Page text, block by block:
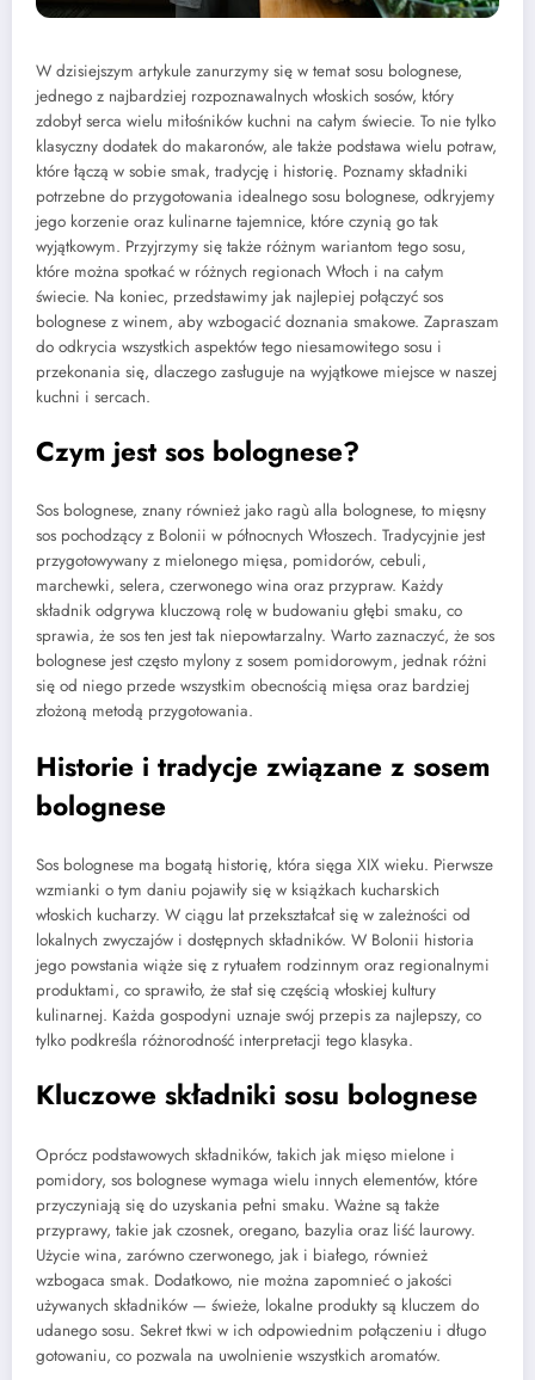
W dzisiejszym artykule zanurzymy się w temat sosu bolognese,
jednego z najbardziej rozpoznawalnych włoskich sosów, który
zdobył serca wielu miłośników kuchni na całym świecie. To nie tylko
klasyczny dodatek do makaronów, ale także podstawa wielu potraw,
które łączą w sobie smak, tradycję i historię. Poznamy składniki
potrzebne do przygotowania idealnego sosu bolognese, odkryjemy
jego korzenie oraz kulinarne tajemnice, które czynią go tak
wyjątkowym. Przyjrzymy się także różnym wariantom tego sosu,
które można spotkać w różnych regionach Włoch i na całym
świecie. Na koniec, przedstawimy jak najlepiej połączyć sos
bolognese z winem, aby wzbogacić doznania smakowe. Zapraszam
do odkrycia wszystkich aspektów tego niesamowitego sosu i
przekonania się, dlaczego zasługuje na wyjątkowe miejsce w naszej
kuchni i sercach.
Czym jest sos bolognese?
Sos bolognese, znany również jako ragù alla bolognese, to mięsny
sos pochodzący z Bolonii w północnych Włoszech. Tradycyjnie jest
przygotowywany z mielonego mięsa, pomidorów, cebuli,
marchewki, selera, czerwonego wina oraz przypraw. Każdy
składnik odgrywa kluczową rolę w budowaniu głębi smaku, co
sprawia, że sos ten jest tak niepowtarzalny. Warto zaznaczyć, że sos
bolognese jest często mylony z sosem pomidorowym, jednak różni
się od niego przede wszystkim obecnością mięsa oraz bardziej
złożoną metodą przygotowania.
Historie i tradycje związane z sosem
bolognese
Sos bolognese ma bogatą historię, która sięga XIX wieku. Pierwsze
wzmianki o tym daniu pojawiły się w książkach kucharskich
włoskich kucharzy. W ciągu lat przekształcał się w zależności od
lokalnych zwyczajów i dostępnych składników. W Bolonii historia
jego powstania wiąże się z rytuałem rodzinnym oraz regionalnymi
produktami, co sprawiło, że stał się częścią włoskiej kultury
kulinarnej. Każda gospodyni uznaje swój przepis za najlepszy, co
tylko podkreśla różnorodność interpretacji tego klasyka.
Kluczowe składniki sosu bolognese
Oprócz podstawowych składników, takich jak mięso mielone i
pomidory, sos bolognese wymaga wielu innych elementów, które
przyczyniają się do uzyskania pełni smaku. Ważne są także
przyprawy, takie jak czosnek, oregano, bazylia oraz liść laurowy.
Użycie wina, zarówno czerwonego, jak i białego, również
wzbogaca smak. Dodatkowo, nie można zapomnieć o jakości
używanych składników — świeże, lokalne produkty są kluczem do
udanego sosu. Sekret tkwi w ich odpowiednim połączeniu i długo
gotowaniu, co pozwala na uwolnienie wszystkich aromatów.